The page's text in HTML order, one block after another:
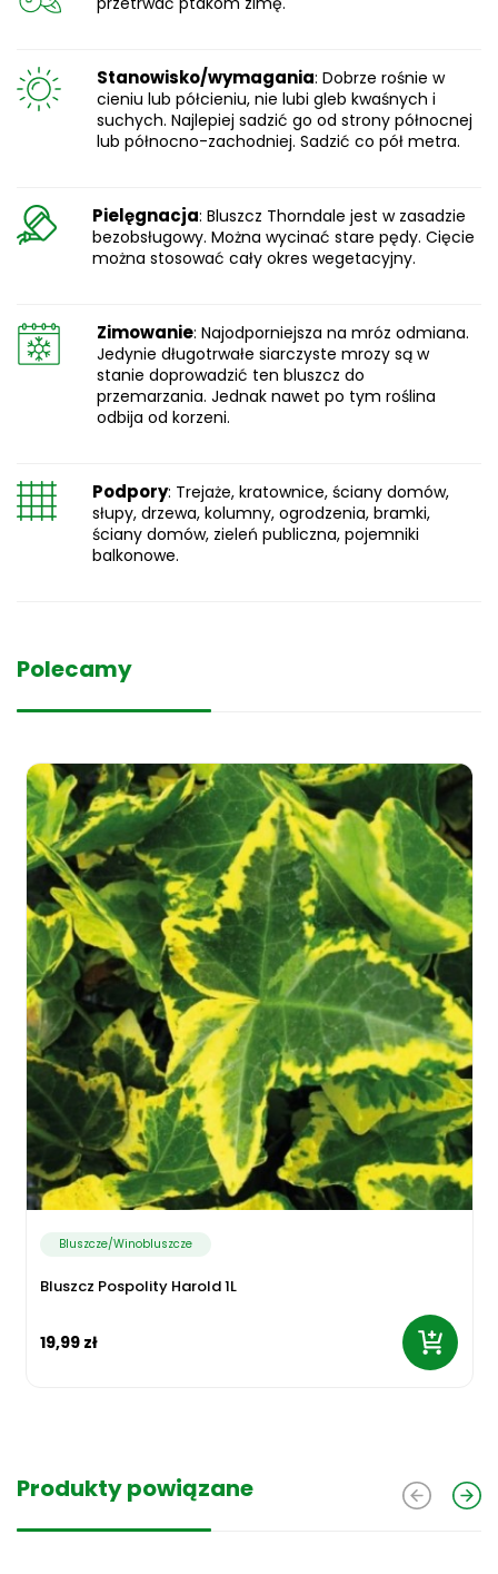
Stanowisko/wymagania: Dobrze rośnie w
cieniu lub półcieniu, nie lubi gleb kwaśnych i
suchych. Najlepiej sadzić go od strony północnej
lub północno-zachodniej. Sadzić co pół metra.
Pielęgnacja: Bluszcz Thorndale jest w zasadzie
bezobsługowy. Można wycinać stare pędy. Cięcie
można stosować cały okres wegetacyjny.
Zimowanie: Najodporniejsza na mróz odmiana.
Jedynie długotrwałe siarczyste mrozy są w
stanie doprowadzić ten bluszcz do
przemarzania. Jednak nawet po tym roślina
odbija od korzeni.
Podpory: Trejaże, kratownice, ściany domów,
słupy, drzewa, kolumny, ogrodzenia, bramki,
ściany domów, zieleń publiczna, pojemniki
balkonowe.
Polecamy
Bluszcze/Winobluszcze
Bluszcz Pospolity Harold 1L
19,99 zł
Produkty powiązane